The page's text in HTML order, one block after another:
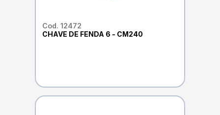
Cod. 12472
CHAVE DE FENDA 6 - CM240